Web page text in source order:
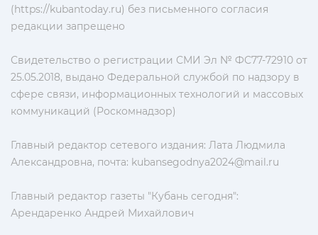
(https://kubantoday.ru) без письменного согласия
редакции запрещено
Свидетельство о регистрации СМИ Эл № ФС77-72910 от
25.05.2018, выдано Федеральной службой по надзору в
сфере связи, информационных технологий и массовых
коммуникаций (Роскомнадзор)
Главный редактор сетевого издания: Лата Людмила
Александровна, почта: kubansegodnya2024@mail.ru
Главный редактор газеты "Кубань сегодня":
Арендаренко Андрей Михайлович